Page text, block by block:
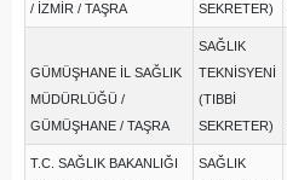
/ İZMİR / TAŞRA
SEKRETER)
GÜMÜŞHANE İL SAĞLIK
MÜDÜRLÜĞÜ /
GÜMÜŞHANE / TAŞRA
SAĞLIK
TEKNİSYENİ
(TIBBİ
SEKRETER)
T.C. SAĞLIK BAKANLIĞI
SAĞLIK